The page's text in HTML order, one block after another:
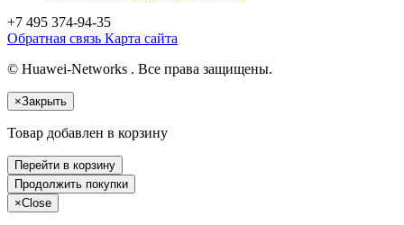
+7 495 374-94-35
Обратная связь Карта сайта
© Huawei-Networks . Все права защищены.
×Закрыть
Товар добавлен в корзину
Перейти в корзину
Продолжить покупки
×Close